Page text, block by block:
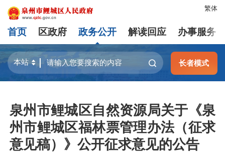
繁体
首页 区政府 政务公开 解读回应 办事服务
长者模式
泉州市鲤城区自然资源局关于《泉
州市鲤城区福林票管理办法（征求
意见稿）》公开征求意见的公告